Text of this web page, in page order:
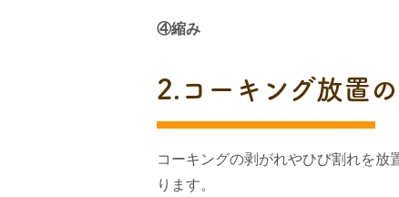
④縮み
2.コーキング放置
コーキングの剥がれやひび割れを
ります。